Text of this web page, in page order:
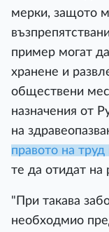
мерки, защото
пример могат
хранене и
обществени
назначения от
на
правото на
те да отидат на
"При такава
необходмио